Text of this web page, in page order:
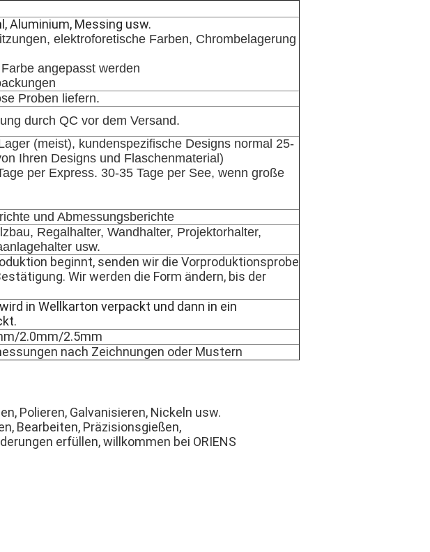
Aluminium, Messing usw.
elektroforetische Farben, Chrombelagerung
angepasst werden
Proben liefern.
durch QC vor dem Versand.
(meist), kundenspezifische Designs normal 25-
Ihren Designs und Flaschenmaterial)
per Express. 30-35 Tage per See, wenn große
und Abmessungsberichte
Regalhalter, Wandhalter, Projektorhalter,
usw.
beginnt, senden wir die Vorproduktionsprobe
Wir werden die Form ändern, bis der
in Wellkarton verpackt und dann in ein
2.0mm/2.5mm
nach Zeichnungen oder Mustern
Polieren, Galvanisieren, Nickeln usw.
Bearbeiten, Präzisionsgießen,
erfüllen, willkommen bei ORIENS